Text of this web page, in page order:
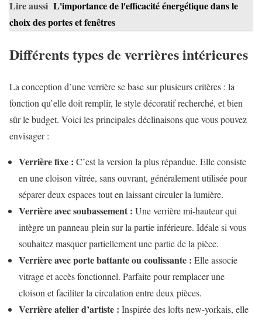
Lire aussi L'importance de l'efficacité énergétique dans le
choix des portes et fenêtres
Différents types de verrières intérieures
La conception d’une verrière se base sur plusieurs critères : la
fonction qu’elle doit remplir, le style décoratif recherché, et bien
sûr le budget. Voici les principales déclinaisons que vous pouvez
envisager :
Verrière fixe : C’est la version la plus répandue. Elle consiste
en une cloison vitrée, sans ouvrant, généralement utilisée pour
séparer deux espaces tout en laissant circuler la lumière.
Verrière avec soubassement : Une verrière mi-hauteur qui
intègre un panneau plein sur la partie inférieure. Idéale si vous
souhaitez masquer partiellement une partie de la pièce.
Verrière avec porte battante ou coulissante : Elle associe
vitrage et accès fonctionnel. Parfaite pour remplacer une
cloison et faciliter la circulation entre deux pièces.
Verrière atelier d’artiste : Inspirée des lofts new-yorkais, elle